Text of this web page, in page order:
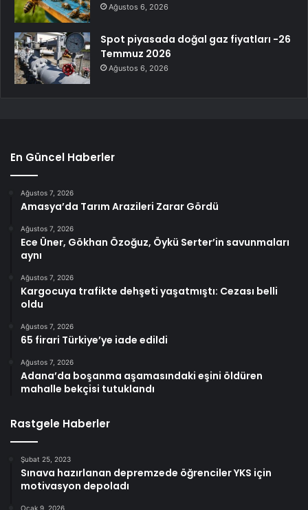
Ağustos 6, 2026
Spot piyasada doğal gaz fiyatları -26
Temmuz 2026
Ağustos 6, 2026
En Güncel Haberler
Ağustos 7, 2026
Amasya’da Tarım Arazileri Zarar Gördü
Ağustos 7, 2026
Ece Üner, Gökhan Özoğuz, Öykü Serter’in savunmaları
aynı
Ağustos 7, 2026
Kargocuya trafikte dehşeti yaşatmıştı: Cezası belli
oldu
Ağustos 7, 2026
65 firari Türkiye’ye iade edildi
Ağustos 7, 2026
Adana’da boşanma aşamasındaki eşini öldüren
mahalle bekçisi tutuklandı
Rastgele Haberler
Şubat 25, 2023
Sınava hazırlanan depremzede öğrenciler YKS için
motivasyon depoladı
Ocak 9, 2026